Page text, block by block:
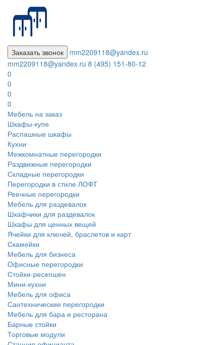
Заказать звонок
mm2209118@yandex.ru
mm2209118@yandex.ru 8 (495) 151-80-12
0
0
0
0
Мебель на заказ
Шкафы-купе
Распашные шкафы
Кухни
Межкомнатные перегородки
Раздвижные перегородки
Складные перегородки
Перегородки в стиле ЛОФТ
Реечные перегородки
Мебель для раздевалок
Шкафчики для раздевалок
Шкафы для ценных вещей
Ячейки для ключей, браслетов и карт
Скамейки
Мебель для бизнеса
Офисные перегородки
Стойки-ресепшен
Мини-кухни
Мебель для офиса
Сантехнические перегородки
Мебель для бара и ресторана
Барные стойки
Торговые модули